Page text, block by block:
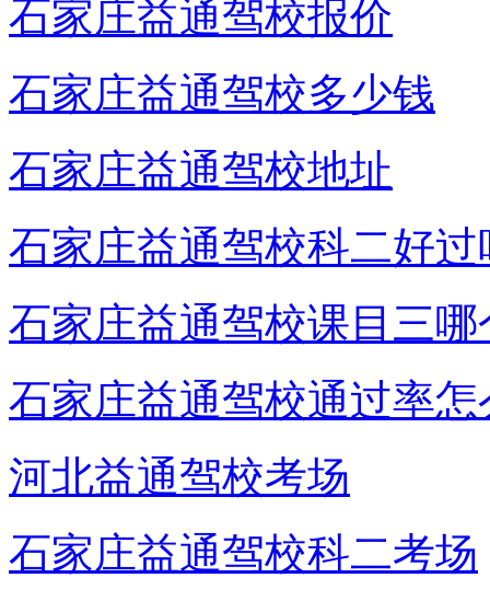
石家庄益通驾校报价
石家庄益通驾校多少钱
石家庄益通驾校地址
石家庄益通驾校科二好过
石家庄益通驾校课目三
石家庄益通驾校通过率怎
河北益通驾校考场
石家庄益通驾校科二考场